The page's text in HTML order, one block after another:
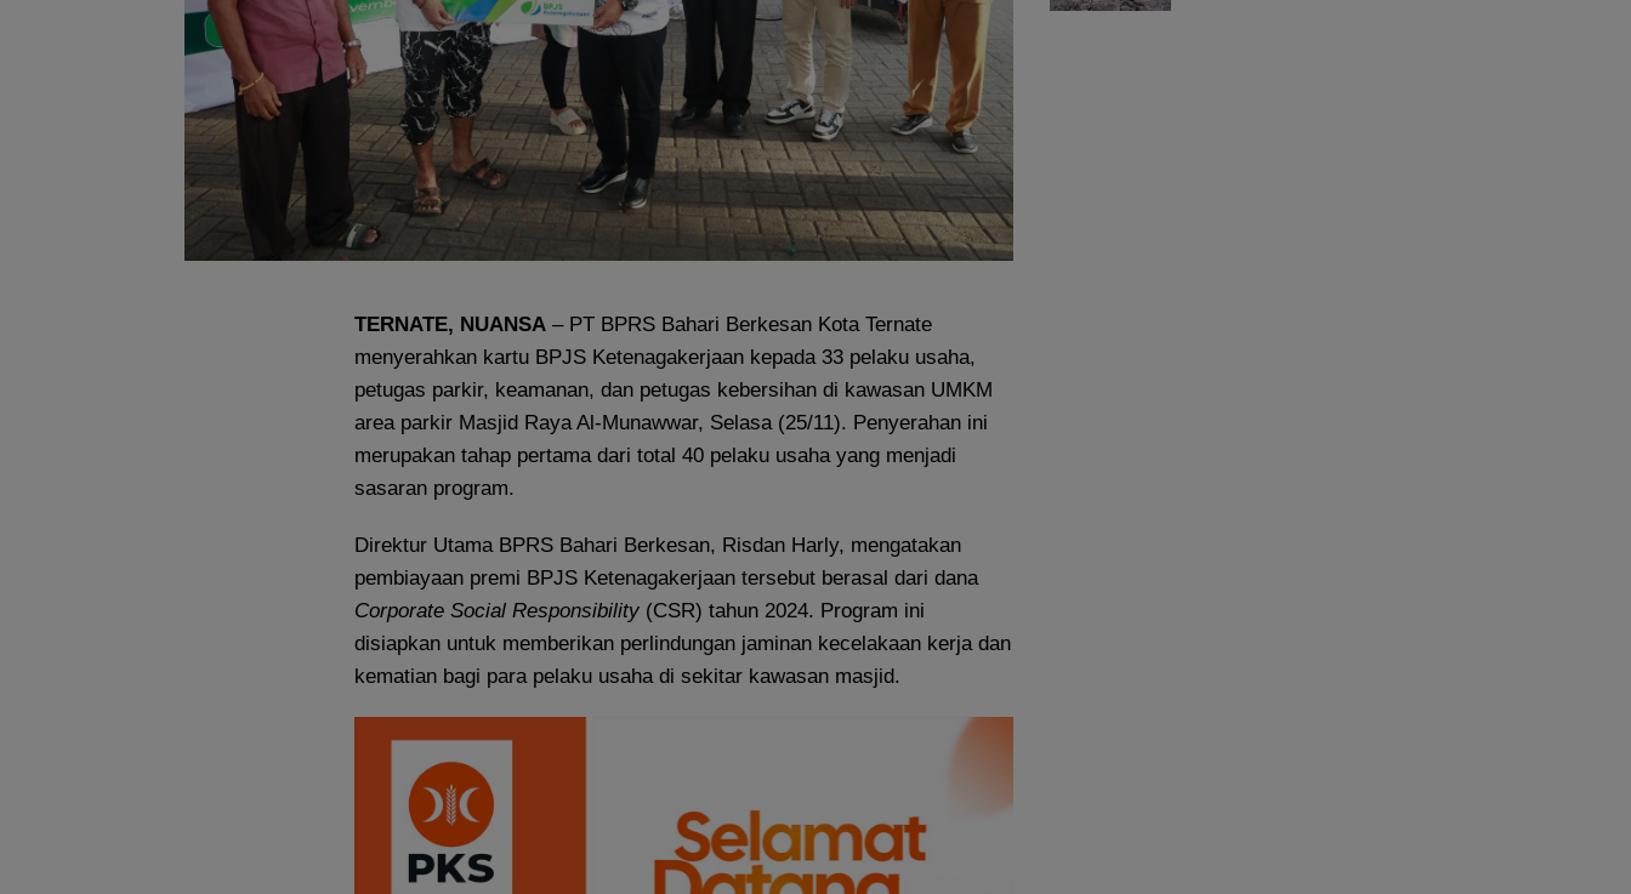
TERNATE, NUANSA – PT BPRS Bahari Berkesan Kota Ternate
menyerahkan kartu BPJS Ketenagakerjaan kepada 33 pelaku usaha,
petugas parkir, keamanan, dan petugas kebersihan di kawasan UMKM
area parkir Masjid Raya Al-Munawwar, Selasa (25/11). Penyerahan ini
merupakan tahap pertama dari total 40 pelaku usaha yang menjadi
sasaran program.
Direktur Utama BPRS Bahari Berkesan, Risdan Harly, mengatakan
pembiayaan premi BPJS Ketenagakerjaan tersebut berasal dari dana
Corporate Social Responsibility (CSR) tahun 2024. Program ini
disiapkan untuk memberikan perlindungan jaminan kecelakaan kerja dan
kematian bagi para pelaku usaha di sekitar kawasan masjid.